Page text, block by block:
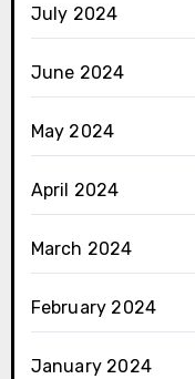
July 2024
June 2024
May 2024
April 2024
March 2024
February 2024
January 2024